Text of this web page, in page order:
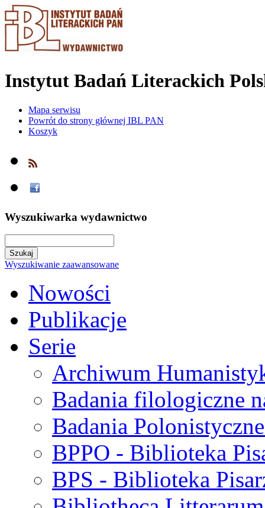
Instytut Badań Literackich
Mapa serwisu
Powrót do strony głównej IBL PAN
Koszyk
Wyszukiwarka wydawnictwo
Wyszukiwanie zaawansowane
Nowości
Publikacje
Serie
Archiwum
Badania filologiczne
Badania
BPPO - Biblioteka
BPS - Biblioteka